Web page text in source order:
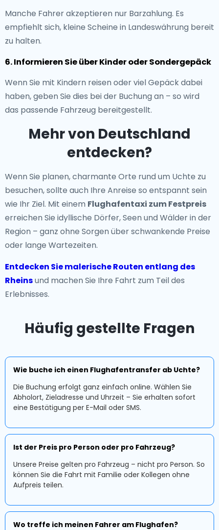
Manche Fahrer akzeptieren nur Barzahlung. Es
empfiehlt sich, kleine Scheine in Landeswährung bereit
zu halten.
6. Informieren Sie über Kinder oder Sondergepäck
Wenn Sie mit Kindern reisen oder viel Gepäck dabei
haben, geben Sie dies bei der Buchung an – so wird
das passende Fahrzeug bereitgestellt.
Mehr von Deutschland
entdecken?
Wenn Sie planen, charmante Orte rund um Uchte zu
besuchen, sollte auch Ihre Anreise so entspannt sein
wie Ihr Ziel. Mit einem Flughafentaxi zum Festpreis
erreichen Sie idyllische Dörfer, Seen und Wälder in der
Region – ganz ohne Sorgen über schwankende Preise
oder lange Wartezeiten.
Entdecken Sie malerische Routen entlang des
Rheinsund machen Sie Ihre Fahrt zum Teil des
Erlebnisses.
Häufig gestellte Fragen
Wie buche ich einen Flughafentransfer ab Uchte?
Die Buchung erfolgt ganz einfach online. Wählen Sie
Abholort, Zieladresse und Uhrzeit – Sie erhalten sofort
eine Bestätigung per E-Mail oder SMS.
Ist der Preis pro Person oder pro Fahrzeug?
Unsere Preise gelten pro Fahrzeug – nicht pro Person. So
können Sie die Fahrt mit Familie oder Kollegen ohne
Aufpreis teilen.
Wo treffe ich meinen Fahrer am Flughafen?